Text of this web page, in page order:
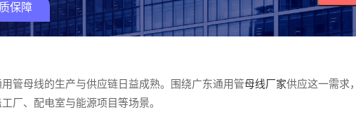
保障
管母线的生产与供应链日益成熟。围绕广东通用管母线厂家供应这一需求
厂、配电室与能源项目等场景。